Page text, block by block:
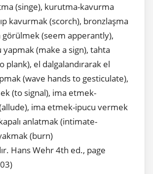
(singe), kurutma-kavurma
kavurmak (scorch), bronzlaşma
görülmek (seem apperantly),
yapmak (make a sign), tahta
plank), el dalgalandırarak el
(wave hands to gesticulate),
(to signal), ima etmek-
ima etmek-ipucu vermek
anlatmak (intimate-
(burn)
Hans Wehr 4th ed., page